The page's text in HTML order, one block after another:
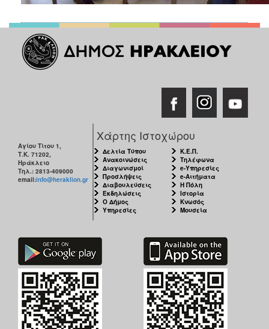
Αγίου Τίτου 1,
Τ.Κ. 71202,
Ηράκλειο
Τηλ.: 2813-409000
email:info@heraklion.gr
Χάρτης Ιστοχώρου
Δελτία Τύπου
Ανακοινώσεις
Διαγωνισμοί
Προσλήψεις
Διαβουλεύσεις
Εκδηλώσεις
Ο Δήμος
Υπηρεσίες
Κ.Ε.Π.
Τηλέφωνα
e-Υπηρεσίες
e-Αιτήματα
Η Πόλη
Ιστορία
Κνωσός
Μουσεία